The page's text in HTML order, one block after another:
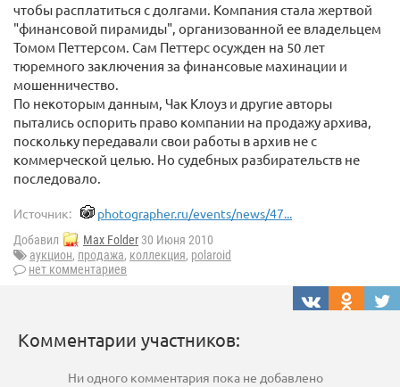
чтобы расплатиться с долгами. Компания стала жертвой
"финансовой пирамиды", организованной ее владельцем
Томом Петтерсом. Сам Петтерс осужден на 50 лет
тюремного заключения за финансовые махинации и
мошенничество.
По некоторым данным, Чак Клоуз и другие авторы
пытались оспорить право компании на продажу архива,
поскольку передавали свои работы в архив не с
коммерческой целью. Но судебных разбирательств не
последовало.
Источник: photographer.ru/events/news/47...
Добавил Max Folder 30 Июня 2010
аукцион, продажа, коллекция, polaroid
нет комментариев
Комментарии участников:
Ни одного комментария пока не добавлено